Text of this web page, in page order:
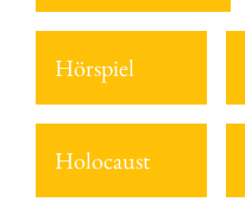
Hörspiel
Holocaust